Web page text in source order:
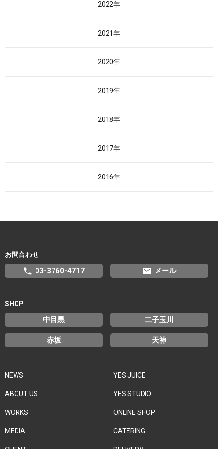
2022年
2021年
2020年
2019年
2018年
2017年
2016年
NEWS
ABOUT US
WORKS
MEDIA
YES JUICE
YES STUDIO
ONLINE SHOP
CATERING
お問合わせ
phone 03-3760-4717 email メール
SHOP
中目黒 二子玉川
赤坂 天神